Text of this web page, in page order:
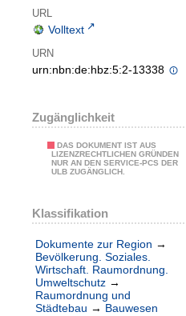
URL
Volltext
URN
urn:nbn:de:hbz:5:2-13338
Zugänglichkeit
DAS DOKUMENT IST AUS
LIZENZRECHTLICHEN GRÜNDEN
NUR AN DEN SERVICE-PCS DER
ULB ZUGÄNGLICH.
Klassifikation
Dokumente zur Region →
Bevölkerung. Soziales.
Wirtschaft. Raumordnung.
Umweltschutz →
Raumordnung und
Städtebau → Bauwesen